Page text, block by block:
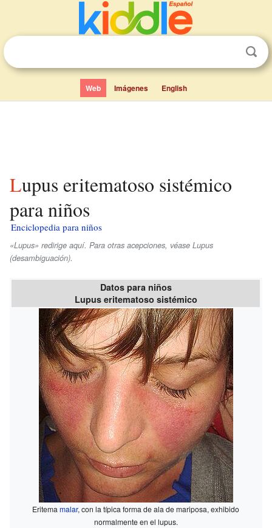
Web Imágenes English
Lupus eritematoso sistémico
para niños
Enciclopedia para niños
«Lupus» redirige aquí. Para otras acepciones, véase Lupus
(desambiguación).
Datos para niños
Lupus eritematoso sistémico
Eritemamalar, con la típica forma de ala de mariposa, exhibido
normalmente en el lupus.